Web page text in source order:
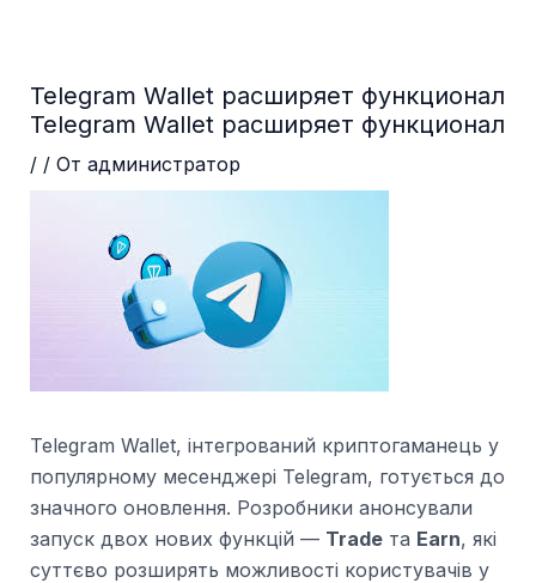
Telegram Wallet расширяет функционал
Telegram Wallet расширяет функционал
/ / От администратор
Telegram Wallet, інтегрований криптогаманець у
популярному месенджері Telegram, готується до
значного оновлення. Розробники анонсували
запуск двох нових функцій — Tradeта Earn, які
суттєво розширять можливості користувачів у